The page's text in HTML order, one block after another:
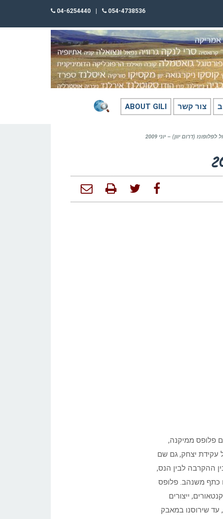
054-4738536
04-6254440
צור קשר ABOUT GILI
לפלופונז (דרום יוון) – יוני 2009
פלופס ממיקנה,
עקידת יצחק, גם שם
ההקרבה לבין הנס,
כתף משנהב. פלופס
ייצורים
עד שירוסנו במאבק